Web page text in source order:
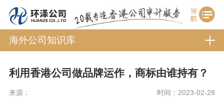
海外公司知识库
利用香港公司做品牌运作，商标由谁持有？
来源： 时间：2023-02-28